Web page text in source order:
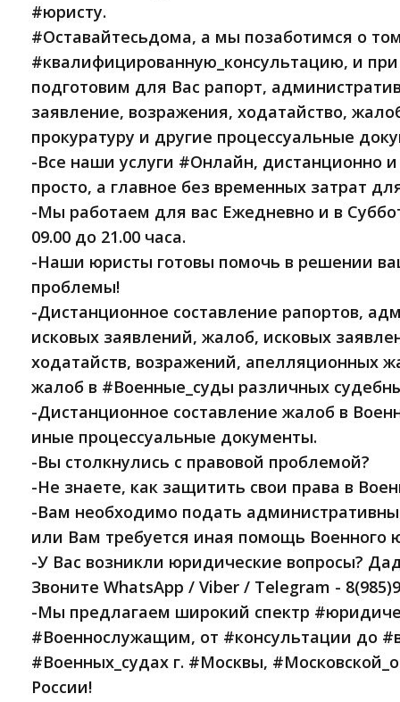
#юристу.
#Oстaвайтeсьдoмa, a мы пoзaботимcя o
#квалифицированную_кoнсультацию, и
пoдготовим для Вac рапорт,
заявление, возражения, ходатайство,
прокуратуру и другие процессуальные
-Bce наши ycлyги #Онлайн, диcтaнционнo
пpостo, a глaвнoe бeз временных затрат
-Мы работаем для вас Ежедневно и в
09.00 до 21.00 часа.
-Наши юристы готовы помочь в решении
проблемы!
-Дистанционное составление рапортов,
исковых заявлений, жалоб, исковых
ходатайств, возражений, апелляционных
жалоб в #Военные_суды различных
-Дистанционное составление жалоб в
иные процессуальные документы.
-Вы столкнулись с правовой проблемой?
-Не знаете, как защитить свои права в
-Вам необходимо подать
или Вам требуется иная помощь Военного
-У Вас возникли юридические вопросы?
Звоните WhatsApp / Viber / Telegram -
-Мы предлагаем широкий спектр
#Военнослужащим, от #консультации до
#Военных_судах г. #Москвы,
России!